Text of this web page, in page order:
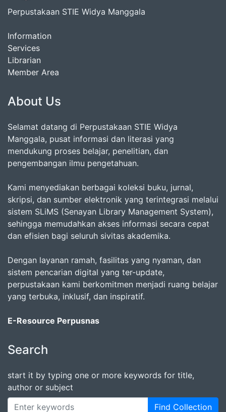
Perpustakaan STIE Widya Manggala
Information
Services
Librarian
Member Area
About Us
Selamat datang di Perpustakaan STIE Widya
Manggala, pusat informasi dan literasi yang
mendukung proses belajar, penelitian, dan
pengembangan ilmu pengetahuan.
Kami menyediakan berbagai koleksi buku, jurnal,
skripsi, dan sumber elektronik yang terintegrasi melalui
sistem SLiMS (Senayan Library Management System),
sehingga memudahkan akses informasi secara cepat
dan efisien bagi seluruh sivitas akademika.
Dengan layanan ramah, fasilitas yang nyaman, dan
sistem pencarian digital yang ter-update,
perpustakaan kami berkomitmen menjadi ruang belajar
yang terbuka, inklusif, dan inspiratif.
E-Resource Perpusnas
Search
start it by typing one or more keywords for title,
author or subject
Find Collection